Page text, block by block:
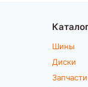
Шины
Диски
Запчасти